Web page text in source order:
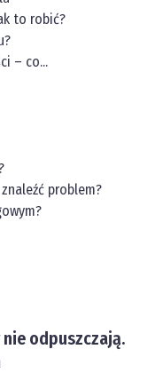
to robić?
– co...
problem?
odpuszczają.